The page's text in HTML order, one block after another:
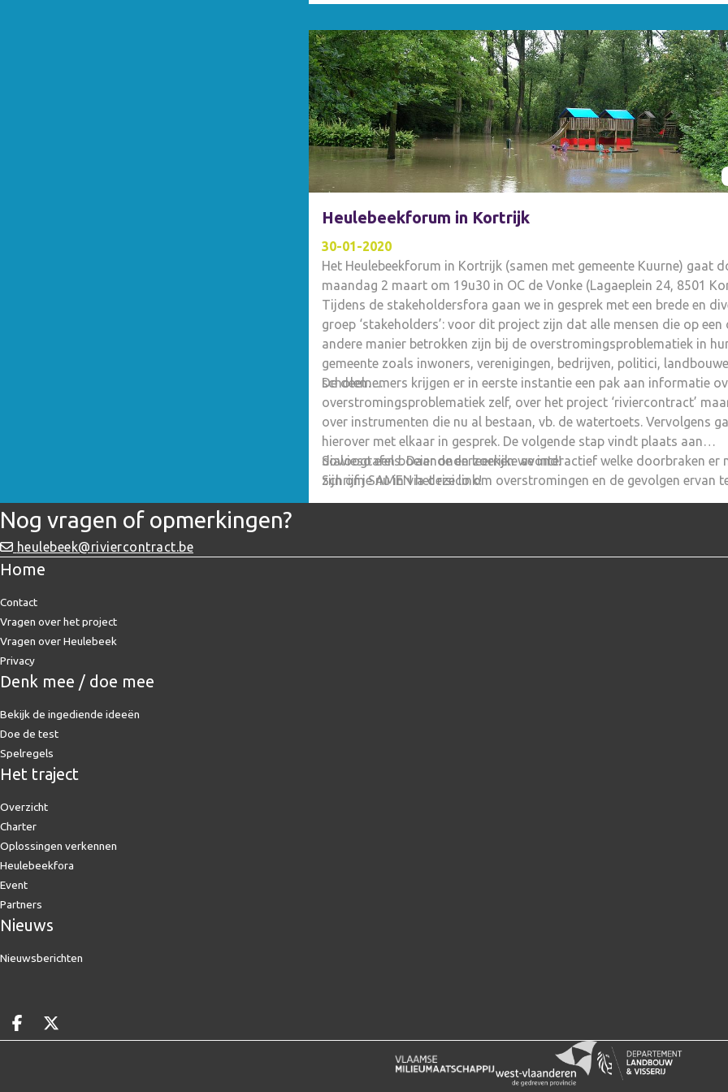
Heulebeekforum in Kortrijk
30-01-2020
Het Heulebeekforum in Kortrijk (samen met gemeente Kuurne) gaat
maandag 2 maart om 19u30 in OC de Vonke (Lagaeplein 24, 8501
Tijdens de stakeholdersfora gaan we in gesprek met een brede en
groep ‘stakeholders’: voor dit project zijn dat alle mensen die op een
andere manier betrokken zijn bij de overstromingsproblematiek in
gemeente zoals inwoners, verenigingen, bedrijven, politici,
scholen….
De deelnemers krijgen er in eerste instantie een pak aan informatie
overstromingsproblematiek zelf, over het project ‘riviercontract’
over instrumenten die nu al bestaan, vb. de watertoets. Vervolgens
hierover met elkaar in gesprek. De volgende stap vindt plaats aan
dialoogtafels. Daar onderzoeken we interactief welke doorbraken er
zijn om SAMEN het risico om overstromingen en de gevolgen ervan
verminderen en ook wat we daar zelf aan kunnen doen.
Sowieso een boeiende en leerrijke avond!
Schrijf je nu in via deze link!
Nog vragen of opmerkingen?
heulebeek@riviercontract.be
Home
Contact
Vragen over het project
Vragen over Heulebeek
Privacy
Denk mee / doe mee
Bekijk de ingediende ideeën
Doe de test
Spelregels
Het traject
Overzicht
Charter
Oplossingen verkennen
Heulebeekfora
Event
Partners
Nieuws
Nieuwsberichten
Deel op facebook
Deel op X